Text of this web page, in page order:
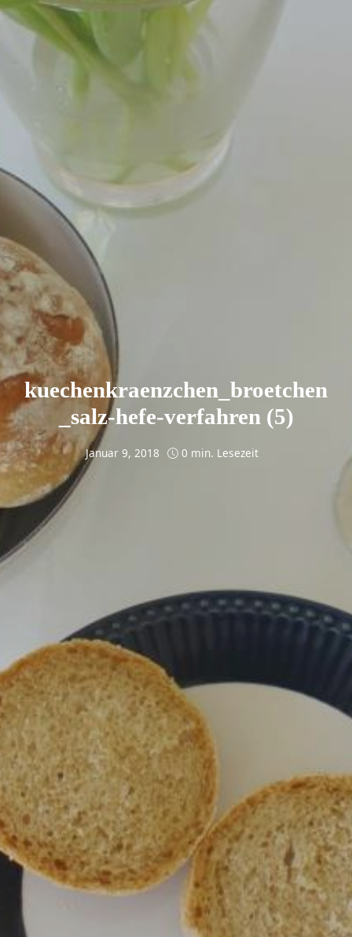
kuechenkraenzchen_broetchen
_salz-hefe-verfahren (5)
Januar 9, 2018 0 min. Lesezeit